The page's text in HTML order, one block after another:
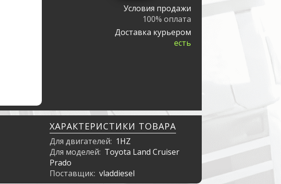
Условия продажи
100% оплата
Доставка курьером
есть
ХАРАКТЕРИСТИКИ ТОВАРА
Для двигателей: 1HZ
Для моделей: Toyota Land Cruiser
Prado
Поставщик: vladdiesel